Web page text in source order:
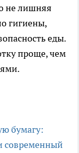
не лишняя
гигиены,
еды.
проще, чем
бумагу:
современный